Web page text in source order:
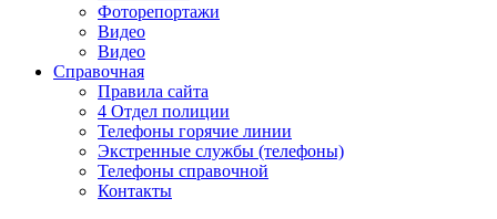
Фоторепортажи
Видео
Видео
Справочная
Правила сайта
4 Отдел полиции
Телефоны горячие линии
Экстренные службы (телефоны)
Телефоны справочной
Контакты